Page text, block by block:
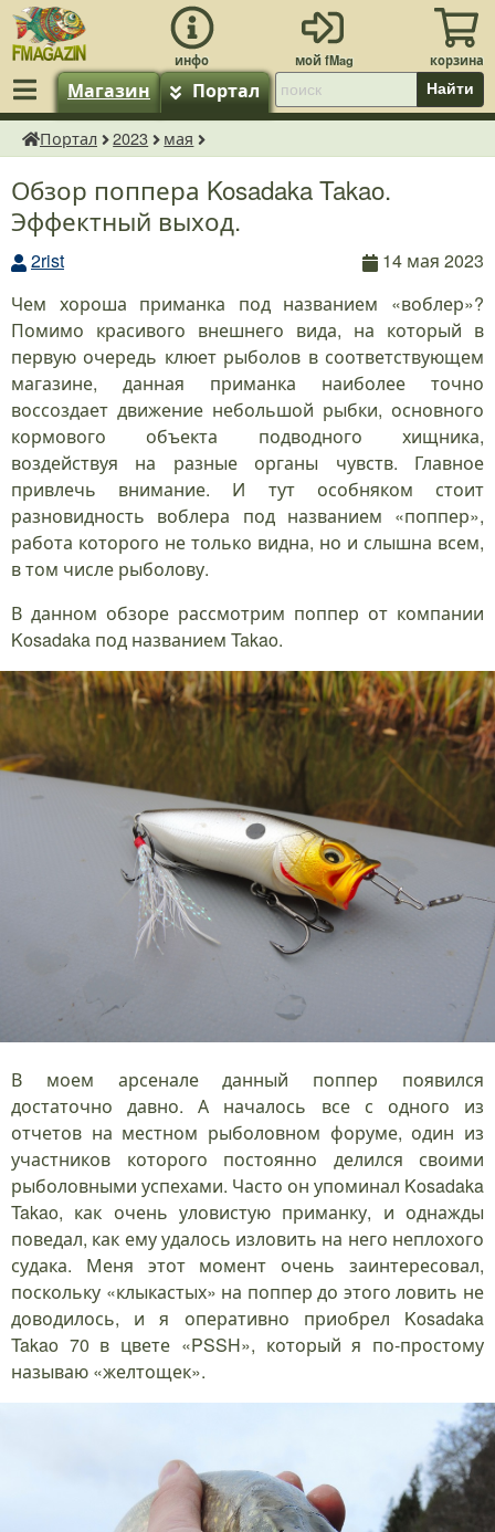
Магазин Портал Найти
fMagazin.ru
Портал 2023 мая
Обзор поппера Kosadaka Takao.
Эффектный выход.
2rist
14 мая 2023
Чем хороша приманка под названием «воблер»?
Помимо красивого внешнего вида, на который в
первую очередь клюет рыболов в соответствующем
магазине, данная приманка наиболее точно
воссоздает движение небольшой рыбки, основного
кормового объекта подводного хищника,
воздействуя на разные органы чувств. Главное
привлечь внимание. И тут особняком стоит
разновидность воблера под названием «поппер»,
работа которого не только видна, но и слышна всем,
в том числе рыболову.
В данном обзоре рассмотрим поппер от компании
Kosadaka под названием Takao.
В моем арсенале данный поппер появился
достаточно давно. А началось все с одного из
отчетов на местном рыболовном форуме, один из
участников которого постоянно делился своими
рыболовными успехами. Часто он упоминал Kosadaka
Takao, как очень уловистую приманку, и однажды
поведал, как ему удалось изловить на него неплохого
судака. Меня этот момент очень заинтересовал,
поскольку «клыкастых» на поппер до этого ловить не
доводилось, и я оперативно приобрел Kosadaka
Takao 70 в цвете «PSSH», который я по-простому
называю «желтощек».